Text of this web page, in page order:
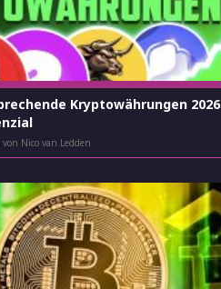
Kryptowährungen 2026
von Nico van Ledden